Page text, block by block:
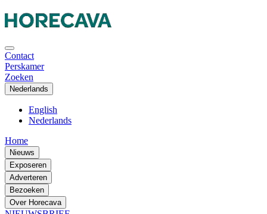
Contact
Perskamer
Zoeken
Nederlands
English
Nederlands
Home
Nieuws
Exposeren
Adverteren
Bezoeken
Over Horecava